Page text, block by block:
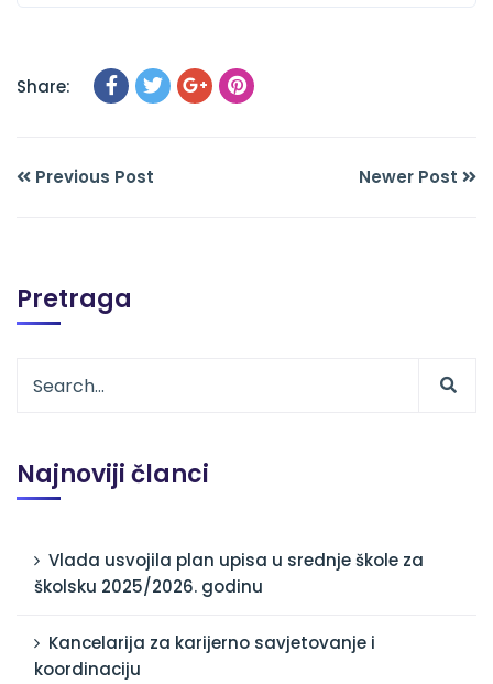
Share:
Previous Post Newer Post
Pretraga
Najnoviji članci
Vlada usvojila plan upisa u srednje škole za
školsku 2025/2026. godinu
Kancelarija za karijerno savjetovanje i
koordinaciju